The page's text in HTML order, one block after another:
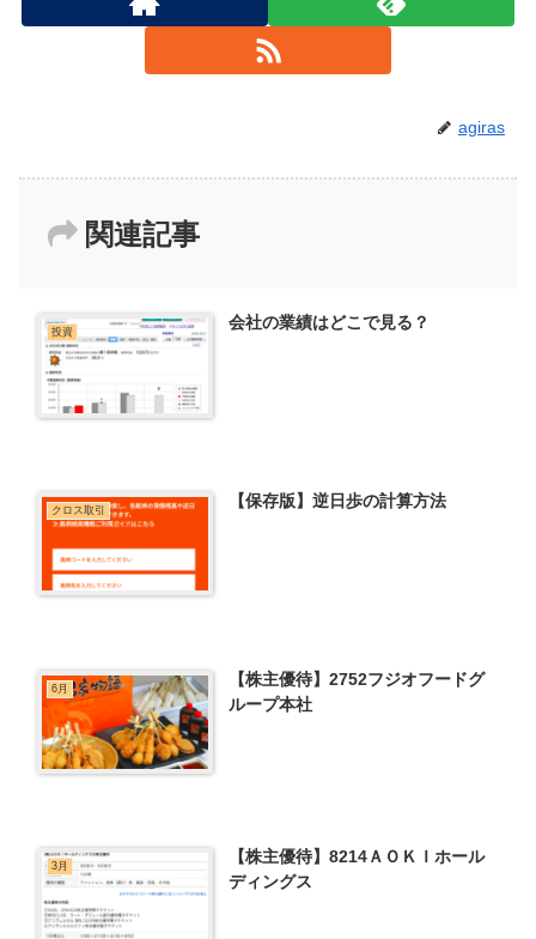
agiras
関連記事
投資 会社の業績はどこで見る？
クロス取引 【保存版】逆日歩の計算方法
6月
【株主優待】2752フジオフードグ
ループ本社
3月
【株主優待】8214ＡＯＫＩホール
ディングス